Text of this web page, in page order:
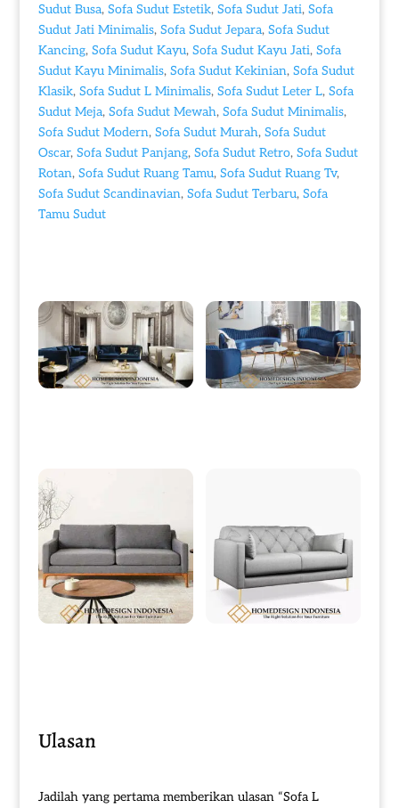
Sudut Busa, Sofa Sudut Estetik, Sofa Sudut Jati, Sofa
Sudut Jati Minimalis, Sofa Sudut Jepara, Sofa Sudut
Kancing, Sofa Sudut Kayu, Sofa Sudut Kayu Jati, Sofa
Sudut Kayu Minimalis, Sofa Sudut Kekinian, Sofa Sudut
Klasik, Sofa Sudut L Minimalis, Sofa Sudut Leter L, Sofa
Sudut Meja, Sofa Sudut Mewah, Sofa Sudut Minimalis,
Sofa Sudut Modern, Sofa Sudut Murah, Sofa Sudut
Oscar, Sofa Sudut Panjang, Sofa Sudut Retro, Sofa Sudut
Rotan, Sofa Sudut Ruang Tamu, Sofa Sudut Ruang Tv,
Sofa Sudut Scandinavian, Sofa Sudut Terbaru, Sofa
Tamu Sudut
Ulasan
Jadilah yang pertama memberikan ulasan “Sofa L